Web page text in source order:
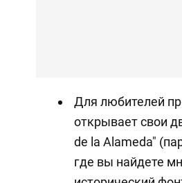
Для любителей
открывает свои
de la Alameda"
где вы найдете